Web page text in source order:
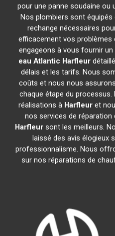
pour une panne soudaine ou
Nos plombiers sont
rechange nécessaires
efficacement vos
engageons à vous fournir un
eau Atlantic Harfleur
délais et les tarifs. Nous
coûts et nous nous
chaque étape du
réalisations à Harfleur et
nos services de
Harfleur sont les meilleurs.
laissé des avis élogieux
professionnalisme. Nous
sur nos réparations de